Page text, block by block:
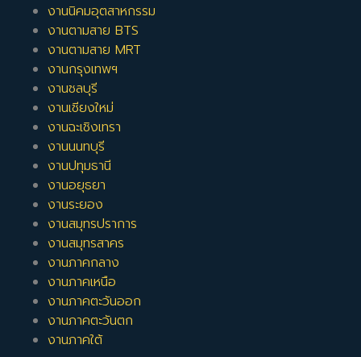
งานนิคมอุตสาหกรรม
งานตามสาย BTS
งานตามสาย MRT
งานกรุงเทพฯ
งานชลบุรี
งานเชียงใหม่
งานฉะเชิงเทรา
งานนนทบุรี
งานปทุมธานี
งานอยุธยา
งานระยอง
งานสมุทรปราการ
งานสมุทรสาคร
งานภาคกลาง
งานภาคเหนือ
งานภาคตะวันออก
งานภาคตะวันตก
งานภาคใต้